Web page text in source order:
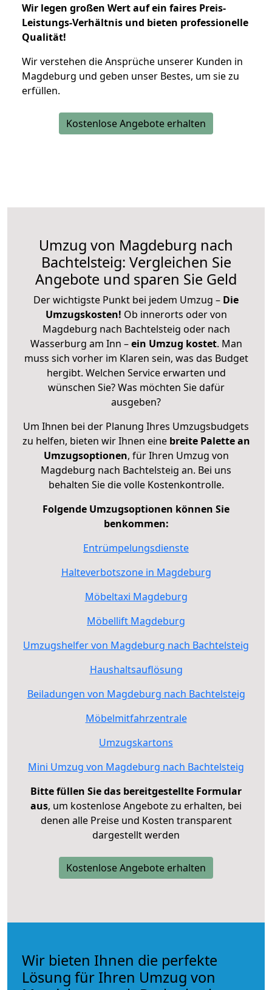
Wir legen großen Wert auf ein faires Preis-
Leistungs-Verhältnis und bieten professionelle
Qualität!
Wir verstehen die Ansprüche unserer Kunden in
Magdeburg und geben unser Bestes, um sie zu
erfüllen.
Kostenlose Angebote erhalten
Umzug von Magdeburg nach
Bachtelsteig: Vergleichen Sie
Angebote und sparen Sie Geld
Der wichtigste Punkt bei jedem Umzug – Die
Umzugskosten! Ob innerorts oder von
Magdeburg nach Bachtelsteig oder nach
Wasserburg am Inn –ein Umzug kostet. Man
muss sich vorher im Klaren sein, was das Budget
hergibt. Welchen Service erwarten und
wünschen Sie? Was möchten Sie dafür
ausgeben?
Um Ihnen bei der Planung Ihres Umzugsbudgets
zu helfen, bieten wir Ihnen eine breite Palette an
Umzugsoptionen, für Ihren Umzug von
Magdeburg nach Bachtelsteig an. Bei uns
behalten Sie die volle Kostenkontrolle.
Folgende Umzugsoptionen können Sie
benkommen:
Entrümpelungsdienste
Halteverbotszone in Magdeburg
Möbeltaxi Magdeburg
Möbellift Magdeburg
Umzugshelfer von Magdeburg nach Bachtelsteig
Haushaltsauflösung
Beiladungen von Magdeburg nach Bachtelsteig
Möbelmitfahrzentrale
Umzugskartons
Mini Umzug von Magdeburg nach Bachtelsteig
Bitte füllen Sie das bereitgestellte Formular
aus, um kostenlose Angebote zu erhalten, bei
denen alle Preise und Kosten transparent
dargestellt werden
Kostenlose Angebote erhalten
Wir bieten Ihnen die perfekte
Lösung für Ihren Umzug von